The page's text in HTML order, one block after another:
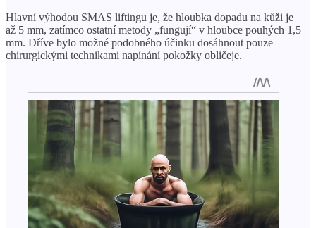
Hlavní výhodou SMAS liftingu je, že hloubka dopadu na kůži je
až 5 mm, zatímco ostatní metody „fungují“ v hloubce pouhých 1,5
mm. Dříve bylo možné podobného účinku dosáhnout pouze
chirurgickými technikami napínání pokožky obličeje.